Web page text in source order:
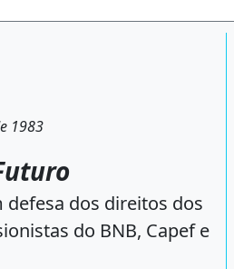
1983
defesa dos direitos dos
do BNB, Capef e